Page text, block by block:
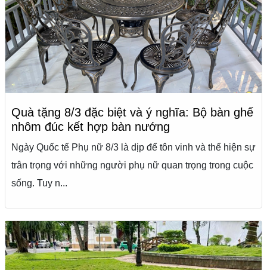
Quà tặng 8/3 đặc biệt và ý nghĩa: Bộ bàn ghế
nhôm đúc kết hợp bàn nướng
Ngày Quốc tế Phụ nữ 8/3 là dịp để tôn vinh và thể hiện sự
trân trọng với những người phụ nữ quan trọng trong cuộc
sống. Tuy n...